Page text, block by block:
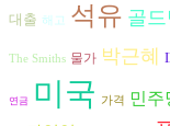
대출 해고 석유 골
The Smiths 물가 박근혜
연금 미국 가격 민주